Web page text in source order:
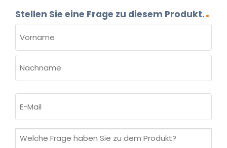
Stellen Sie eine Frage zu diesem Produkt.
(ERFORDERLICH)
Vorname
Mail
Welche